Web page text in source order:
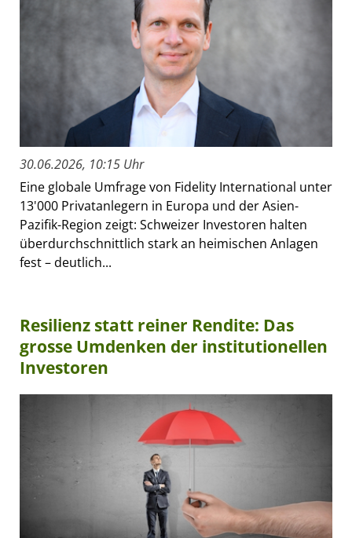
30.06.2026, 10:15 Uhr
Eine globale Umfrage von Fidelity International unter
13'000 Privatanlegern in Europa und der Asien-
Pazifik-Region zeigt: Schweizer Investoren halten
überdurchschnittlich stark an heimischen Anlagen
fest – deutlich...
Resilienz statt reiner Rendite: Das
grosse Umdenken der institutionellen
Investoren